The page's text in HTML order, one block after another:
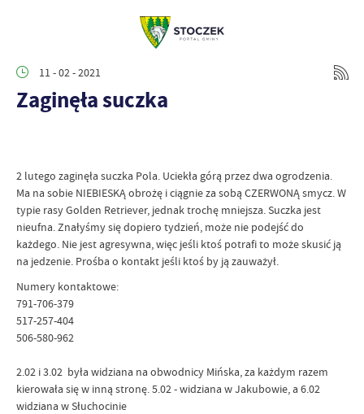
11 - 02 - 2021
Zaginęła suczka
2 lutego zaginęła suczka Pola. Uciekła górą przez dwa ogrodzenia.
Ma na sobie NIEBIESKĄ obrożę i ciągnie za sobą CZERWONĄ smycz. W
typie rasy Golden Retriever, jednak trochę mniejsza. Suczka jest
nieufna. Znałyśmy się dopiero tydzień, może nie podejść do
każdego. Nie jest agresywna, więc jeśli ktoś potrafi to może skusić ją
na jedzenie. Prośba o kontakt jeśli ktoś by ją zauważył.
Numery kontaktowe:
791-706-379
517-257-404
506-580-962
2.02 i 3.02 była widziana na obwodnicy Mińska, za każdym razem
kierowała się w inną stronę. 5.02 - widziana w Jakubowie, a 6.02
widziana w Słuchocinie